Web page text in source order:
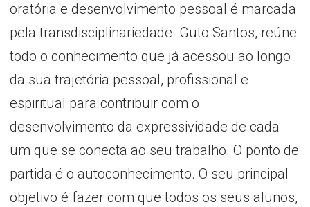
oratória e desenvolvimento pessoal é marcada
pela transdisciplinariedade. Guto Santos, reúne
todo o conhecimento que já acessou ao longo
da sua trajetória pessoal, profissional e
espiritual para contribuir com o
desenvolvimento da expressividade de cada
um que se conecta ao seu trabalho. O ponto de
partida é o autoconhecimento. O seu principal
objetivo é fazer com que todos os seus alunos,